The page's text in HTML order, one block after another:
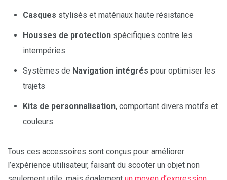
Casques stylisés et matériaux haute résistance
Housses de protection spécifiques contre les
intempéries
Systèmes de Navigation intégrés pour optimiser les
trajets
Kits de personnalisation, comportant divers motifs et
couleurs
Tous ces accessoires sont conçus pour améliorer
l’expérience utilisateur, faisant du scooter un objet non